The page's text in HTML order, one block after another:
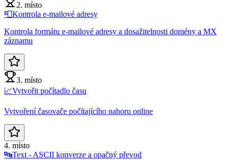
2. místo
📮Kontrola e-mailové adresy
Kontrola formátu e-mailové adresy a dosažitelnosti domény a MX
záznamu
3. místo
📈Vytvořit počítadlo času
Vytvoření časovače počítajícího nahoru online
4. místo
🔤Text - ASCII konverze a opačný převod